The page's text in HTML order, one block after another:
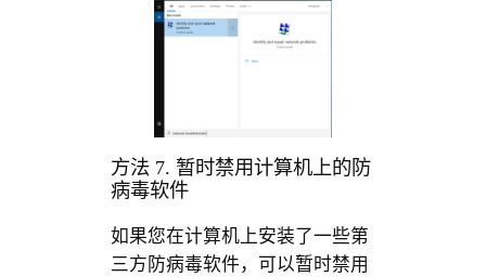
方法 7. 暂时禁用计算机上的防
病毒软件
如果您在计算机上安装了一些第
三方防病毒软件，可以暂时禁用